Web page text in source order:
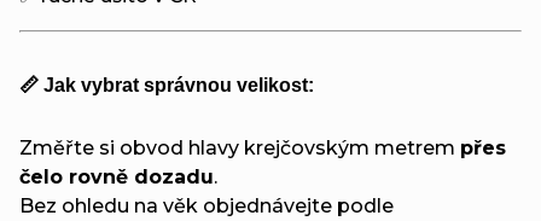
📏 Jak vybrat správnou velikost:
Změřte si obvod hlavy krejčovským metrem přes
čelo rovně dozadu.
Bez ohledu na věk objednávejte podle